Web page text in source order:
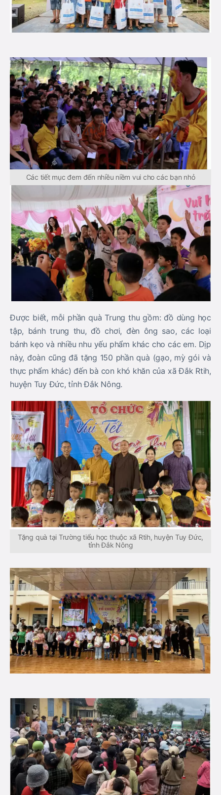
Các tiết mục đem đến nhiều niềm vui cho các bạn nhỏ
Được biết, mỗi phần quà Trung thu gồm: đồ dùng học
tập, bánh trung thu, đồ chơi, đèn ông sao, các loại
bánh kẹo và nhiều nhu yếu phẩm khác cho các em. Dịp
này, đoàn cũng đã tặng 150 phần quà (gạo, mỳ gói và
thực phẩm khác) đến bà con khó khăn của xã Đắk Rtih,
huyện Tuy Đức, tỉnh Đắk Nông.
Tặng quà tại Trường tiểu học thuộc xã Rtih, huyện Tuy Đức,
tỉnh Đắk Nông